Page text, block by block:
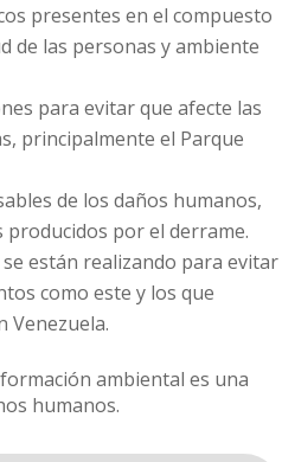
presentes en el compuesto
de las personas y ambiente
para evitar que afecte las
principalmente el Parque
de los daños humanos,
producidos por el derrame.
están realizando para evitar
como este y los que
Venezuela.
ambiental es una
humanos.